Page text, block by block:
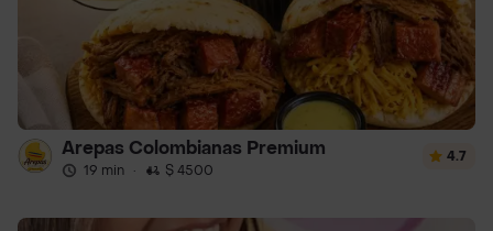
Arepas Colombianas Premium
19 min · $ 4500
4.7